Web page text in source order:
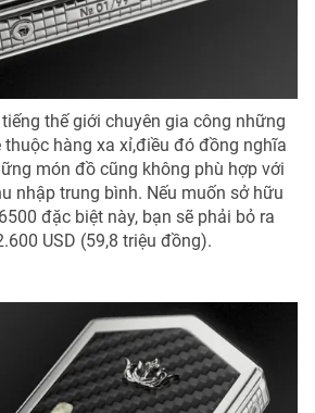
thế giới chuyên gia công những
hàng xa xỉ,điều đó đồng nghĩa
món đồ cũng không phù hợp với
nhập trung bình. Nếu muốn sở hữu
đặc biệt này, bạn sẽ phải bỏ ra
USD (59,8 triệu đồng).